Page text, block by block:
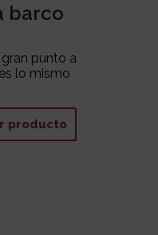
barco
punto a
lo mismo
producto